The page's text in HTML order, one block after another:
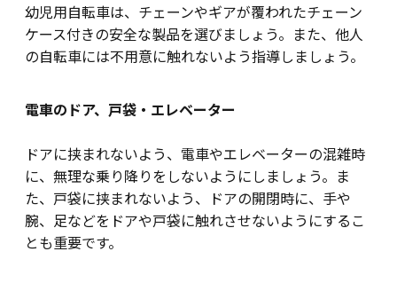
幼児用自転車は、チェーンやギアが覆われたチェーン
ケース付きの安全な製品を選びましょう。また、他人
の自転車には不用意に触れないよう指導しましょう。
電車のドア、戸袋・エレベーター
ドアに挟まれないよう、電車やエレベーターの混雑時
に、無理な乗り降りをしないようにしましょう。ま
た、戸袋に挟まれないよう、ドアの開閉時に、手や
腕、足などをドアや戸袋に触れさせないようにするこ
とも重要です。